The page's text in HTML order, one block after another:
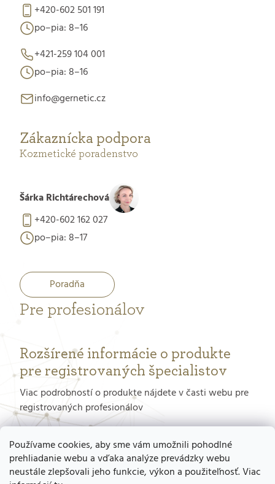
Používame cookies, aby sme vám umožnili pohodlné
prehliadanie webu a vďaka analýze prevádzky webu
neustále zlepšovali jeho funkcie, výkon a použiteľnosť. Viac
+420-602 501 191
po–pia: 8–16
+421-259 104 001
po–pia: 8–16
info@gernetic.cz
Zákaznícka podpora
Kozmetické poradenstvo
Šárka Richtárechová
+420-602 162 027
po–pia: 8–17
Poradňa
Pre profesionálov
Rozšírené informácie o produkte
pre registrovaných špecialistov
Viac podrobností o produkte nájdete v časti webu pre
registrovaných profesionálov
PORTÁL PRE PROFESIONÁLOV
Ako získať prístup do tohto portálu?